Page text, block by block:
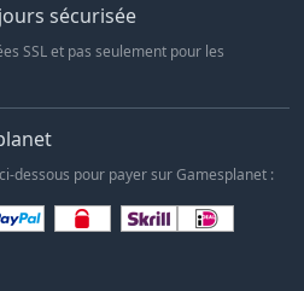
sécurisée
SSL et pas seulement pour les
dessous pour payer sur Gamesplanet :